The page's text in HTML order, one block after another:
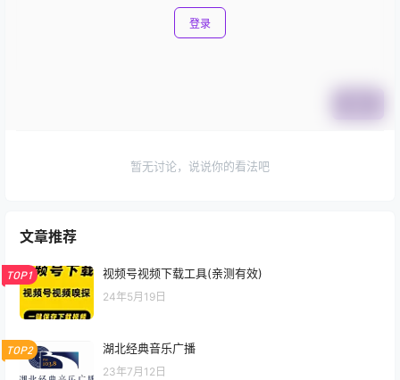
登录
暂无讨论，说说你的看法吧
文章推荐
TOP1 视频号视频下载工具(亲测有效)
24年5月19日
TOP2 湖北经典音乐广播
23年7月12日